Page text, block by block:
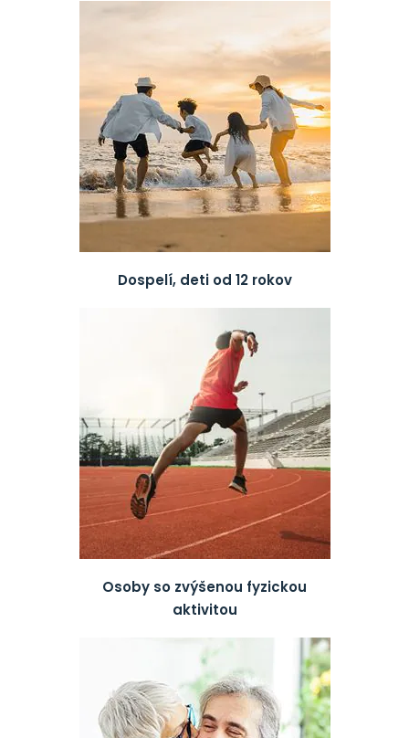
Dospelí, deti od 12 rokov
Osoby so zvýšenou fyzickou
aktivitou